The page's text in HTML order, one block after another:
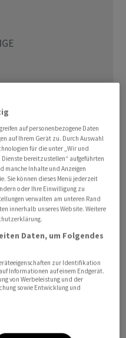
Bystroniczwar einen
eine
gegenüber dem Vorjahr
stellt das
und
Dabei sollen jedoch
und Profitabilität unter
liegen kommen.
auf personenbezogene Daten
auf Ihrem Gerät zu. Durch Auswahl
für die unter „Wir und
bereitzustellen“ aufgeführten
manche Inhalte und Anzeigen
Sie können dieses Menü jederzeit
oder Ihre Einwilligung zu
verwalten am unteren Rand
innerhalb unseres Website. Weitere
Daten, um Folgendes
zur Identifikation
Informationen auf einem Endgerät.
von Werbeleistung und der
sowie Entwicklung und